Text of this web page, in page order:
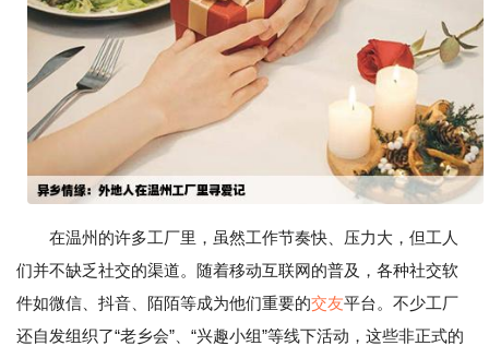
在温州的许多工厂里，虽然工作节奏快、压力大，但工人
们并不缺乏社交的渠道。随着移动互联网的普及，各种社交软
件如微信、抖音、陌陌等成为他们重要的交友平台。不少工厂
还自发组织了“老乡会”、“兴趣小组”等线下活动，这些非正式的